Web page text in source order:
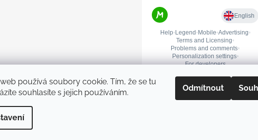
používá soubory cookie. Tím, že se tu
souhlasíte s jejich používáním.
Odmítnout